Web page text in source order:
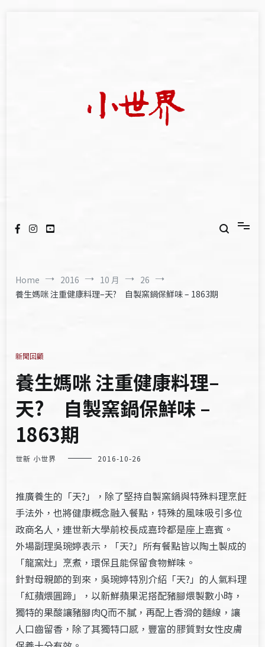
Home 2016 10 月
26
養生媽咪 注重健康料理–天? 自製窯鍋保鮮味 – 1863期
新聞回顧
養生媽咪 注重健康料理–
天? 自製窯鍋保鮮味 –
1863期
世新 小世界 2016-10-26
推廣養生的「天?」，除了堅持自製窯鍋與特殊料理烹飪
手法外，也將健康概念融入餐點，特殊的風味吸引多位
政商名人，連世新大學前校長成嘉玲都是座上嘉賓。
外場副理吳琬婷表示，「天?」所有餐點皆以陶土製成的
「龍窯灶」烹煮，環保且能保留食物鮮味。
針對母親節的到來，吳琬婷特別介紹「天?」的人氣料理
「紅蘋煨圓蹄」，以新鮮蘋果泥搭配豬腳煨製數小時，
獨特的果酸讓豬腳肉Q而不膩，再配上香滑的麵線，讓
人口齒留香，除了其獨特口感，豐富的膠質對女性皮膚